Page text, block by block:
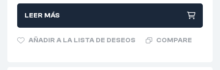
LEER MÁS
AÑADIR A LA LISTA DE DESEOS COMPARE